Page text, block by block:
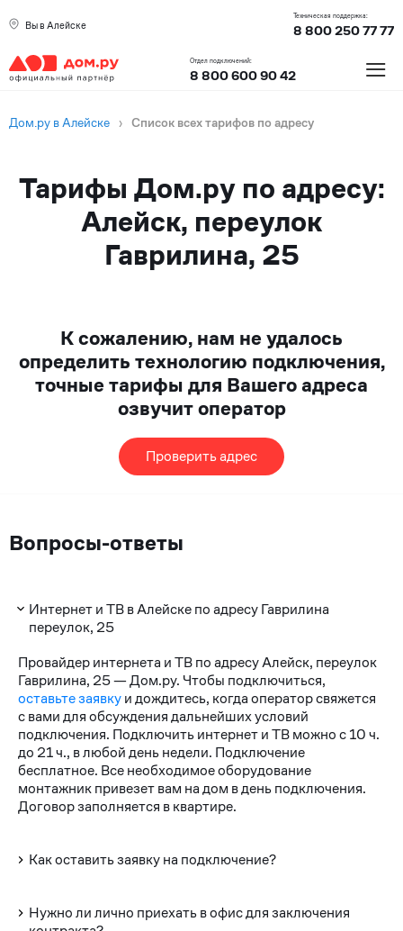
Вы в Алейске
Техническая поддержка:
8 800 250 77 77
Отдел подключений:
8 800 600 90 42 ≡
Дом.ру в Алейске › Список всех тарифов по адресу
Тарифы Дом.ру по адресу:
Алейск, переулок
Гаврилина, 25
К сожалению, нам не удалось
определить технологию подключения,
точные тарифы для Вашего адреса
озвучит оператор
Проверить адрес
Вопросы-ответы
Интернет и ТВ в Алейске по адресу Гаврилина
переулок, 25
Провайдер интернета и ТВ по адресу Алейск, переулок
Гаврилина, 25 — Дом.ру. Чтобы подключиться,
оставьте заявкуи дождитесь, когда оператор свяжется
с вами для обсуждения дальнейших условий
подключения. Подключить интернет и ТВ можно с 10 ч.
до 21 ч., в любой день недели. Подключение
бесплатное. Все необходимое оборудование
монтажник привезет вам на дом в день подключения.
Договор заполняется в квартире.
Как оставить заявку на подключение?
Нужно ли лично приехать в офис для заключения